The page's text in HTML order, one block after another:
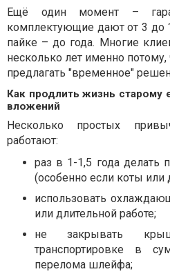
Ещё один момент –
комплектующие дают от 3 до
пайке – до года. Многие
несколько лет именно потому,
предлагать "временное"
Как продлить жизнь старому
вложений
Несколько простых
работают:
раз в 1-1,5 года делать
(особенно если коты
использовать
или длительной работе;
не закрывать
транспортировке в
перелома шлейфа;